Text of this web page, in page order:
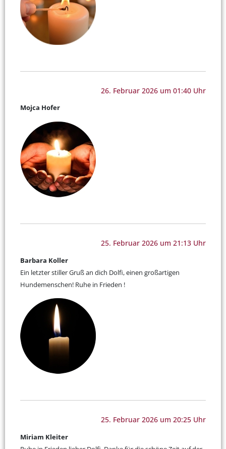
26. Februar 2026 um 01:40 Uhr
Mojca Hofer
25. Februar 2026 um 21:13 Uhr
Barbara Koller
Ein letzter stiller Gruß an dich Dolfi, einen großartigen
Hundemenschen! Ruhe in Frieden !
25. Februar 2026 um 20:25 Uhr
Miriam Kleiter